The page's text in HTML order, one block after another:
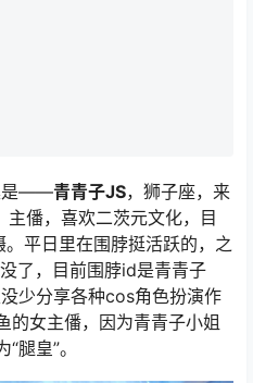
是——青青子JS，狮子座，来
僠，喜欢二茨元文化，目
平日里在围脖挺活跃的，之
了，目前围脖id是青青子
少分享各种cos角色扮演作
的女主僠，因为青青子小姐
腿皇”。